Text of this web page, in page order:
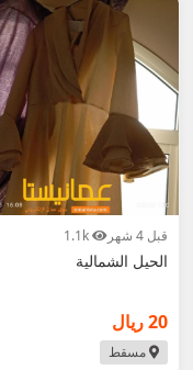
قبل 4 شهر
الحيل الشمالية
20 ريال
مسقط